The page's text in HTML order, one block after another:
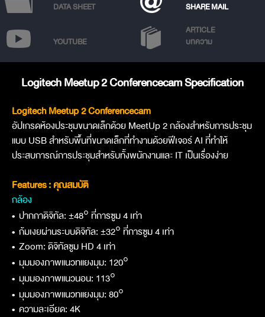
DATA SHEET SHARE MAIL
YOUTUBE
ARTICLE
บทความ
Logitech Meetup 2 Conferencecam Specification
Logitech Meetup 2 Conferencecam
อัปเกรดห้องประชุมขนาดเล็กด้วย MeetUp 2 กล้องสำหรับการประชุม
แบบ USB สำหรับพื้นที่ขนาดเล็กที่ทำงานด้วยฟีเจอร์ AI ที่ทำให้
ประสบการณ์การประชุมสำหรับทั้งพนักงานและ IT เป็นเรื่องง่าย
Features : คุณสมบัติ
กล้อง
• ปากกาดิจิทัล: ±48° ที่การซูม 4 เท่า
• ก้มเงยผ่านระบบดิจิทัล: ±32° ที่การซูม 4 เท่า
• Zoom: ดิจิทัลซูม HD 4 เท่า
• มุมมองภาพแนวทแยงมุม: 120°
• มุมมองภาพแนวนอน: 113°
• มุมมองภาพแนวทแยงมุม: 80°
• ความละเอียด: 4K